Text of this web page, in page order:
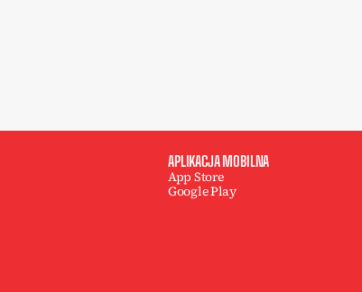
APLIKACJA MOBILNA
App Store
Google Play